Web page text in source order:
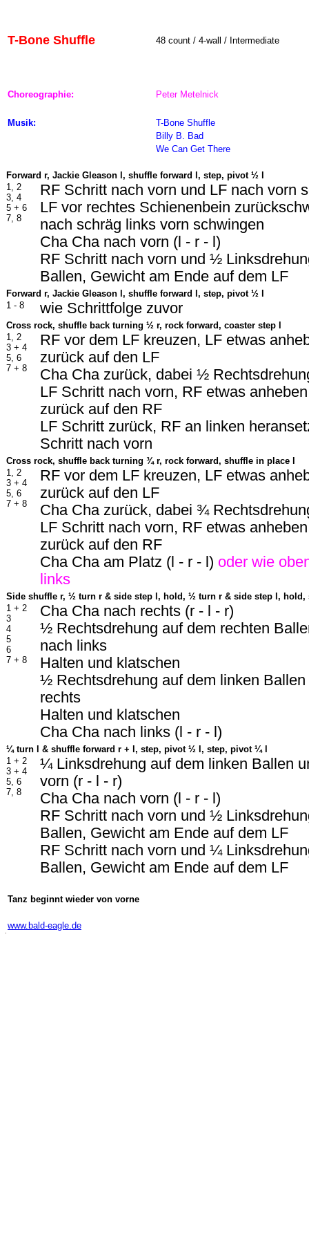
T-Bone Shuffle 48 count / 4-wall / Intermediate
Choreographie: Peter Metelnick
Musik:
T-Bone Shuffle
Billy B. Bad
We Can Get There
Forward r, Jackie Gleason l, shuffle forward l, step, pivot ½ l
1, 2
3, 4
5 + 6
7, 8
RF Schritt nach vorn und LF nach vorn
LF vor rechtes Schienenbein
nach schräg links vorn schwingen
Cha Cha nach vorn (l - r - l)
RF Schritt nach vorn und ½
Ballen, Gewicht am Ende auf dem LF
Forward r, Jackie Gleason l, shuffle forward l, step, pivot ½ l
1 - 8
wie Schrittfolge zuvor
Cross rock, shuffle back turning ½ r, rock forward, coaster step l
1, 2
3 + 4
5, 6
7 + 8
RF vor dem LF kreuzen, LF etwas
zurück auf den LF
Cha Cha zurück, dabei ½
LF Schritt nach vorn, RF etwas
zurück auf den RF
LF Schritt zurück, RF an linken
Schritt nach vorn
Cross rock, shuffle back turning ¾ r, rock forward, shuffle in place l
1, 2
3 + 4
5, 6
7 + 8
RF vor dem LF kreuzen, LF etwas
zurück auf den LF
Cha Cha zurück, dabei ¾
LF Schritt nach vorn, RF etwas
zurück auf den RF
Cha Cha am Platz (l - r - l) oder wie
links
Side shuffle r, ½ turn r & side step l, hold, ½ turn r & side step l, hold,
1 + 2
3
4
5
6
7 + 8
Cha Cha nach rechts (r - l - r)
½ Rechtsdrehung auf dem rechten
nach links
Halten und klatschen
½ Rechtsdrehung auf dem linken
rechts
Halten und klatschen
Cha Cha nach links (l - r - l)
¼ turn l & shuffle forward r + l, step, pivot ½ l, step, pivot ¼ l
1 + 2
3 + 4
5, 6
7, 8
¼ Linksdrehung auf dem linken Ballen
vorn (r - l - r)
Cha Cha nach vorn (l - r - l)
RF Schritt nach vorn und ½
Ballen, Gewicht am Ende auf dem LF
RF Schritt nach vorn und ¼
Ballen, Gewicht am Ende auf dem LF
Tanz beginnt wieder von vorne
www.bald-eagle.de